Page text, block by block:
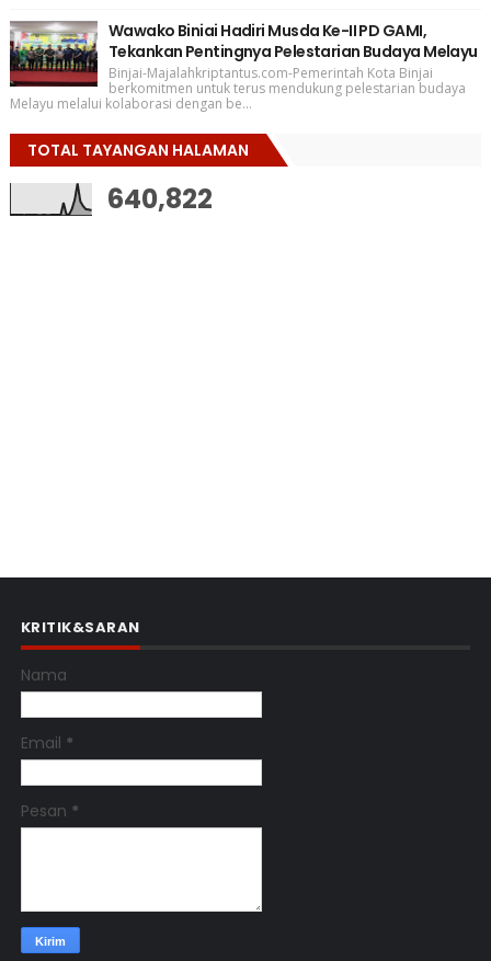
Wawako Biniai Hadiri Musda Ke-II PD GAMI,
Tekankan Pentingnya Pelestarian Budaya Melayu
Binjai-Majalahkriptantus.com-Pemerintah Kota Binjai
berkomitmen untuk terus mendukung pelestarian budaya
Melayu melalui kolaborasi dengan be...
TOTAL TAYANGAN HALAMAN
640,822
KRITIK&SARAN
Nama
Email *
Pesan *